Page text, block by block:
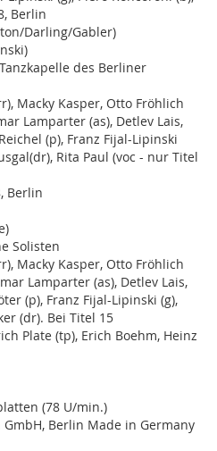
Berlin
Darling/Gabler)
des Berliner
Macky Kasper, Otto Fröhlich
Lamparter (as), Detlev Lais,
(p), Franz Fijal-Lipinski
Rita Paul (voc - nur Titel
Berlin
Solisten
Macky Kasper, Otto Fröhlich
Lamparter (as), Detlev Lais,
(p), Franz Fijal-Lipinski (g),
(dr). Bei Titel 15
Plate (tp), Erich Boehm, Heinz
(78 U/min.)
Berlin Made in Germany